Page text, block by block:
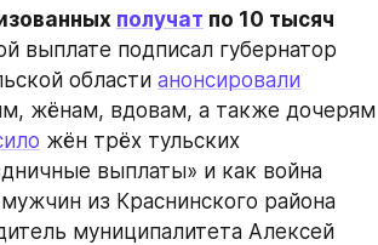
получат по 10 тысяч
выплате подписал губернатор
области анонсировали
жёнам, вдовам, а также дочерям
жён трёх тульских
выплаты» и как война
из Краснинского района
муниципалитета Алексей